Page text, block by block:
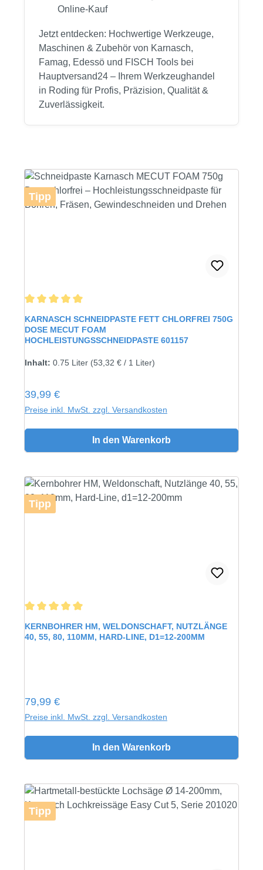
Online-Kauf
Jetzt entdecken: Hochwertige Werkzeuge,
Maschinen & Zubehör von Karnasch,
Famag, Edessö und FISCH Tools bei
Hauptversand24 – Ihrem Werkzeughandel
in Roding für Profis, Präzision, Qualität &
Zuverlässigkeit.
Tipp
KARNASCH SCHNEIDPASTE FETT CHLORFREI 750G
DOSE MECUT FOAM
HOCHLEISTUNGSSCHNEIDPASTE 601157
Inhalt: 0.75 Liter (53,32 € / 1 Liter)
Regulärer Preis:
39,99 €
Preise inkl. MwSt. zzgl. Versandkosten
In den Warenkorb
Tipp
Durchschnittliche Bewertung von 5 von 5 Sternen
KERNBOHRER HM, WELDONSCHAFT, NUTZLÄNGE
40, 55, 80, 110MM, HARD-LINE, D1=12-200MM
Regulärer Preis:
79,99 €
Preise inkl. MwSt. zzgl. Versandkosten
In den Warenkorb
Tipp